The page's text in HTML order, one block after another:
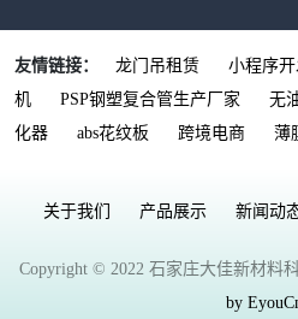
友情链接： 龙门吊租赁 小程序开
机
PSP钢塑复合管生产厂家 无
化器
abs花纹板 跨境电商 薄
关于我们 产品展示 新闻动
Copyright © 2022 石家庄大佳新材料
by